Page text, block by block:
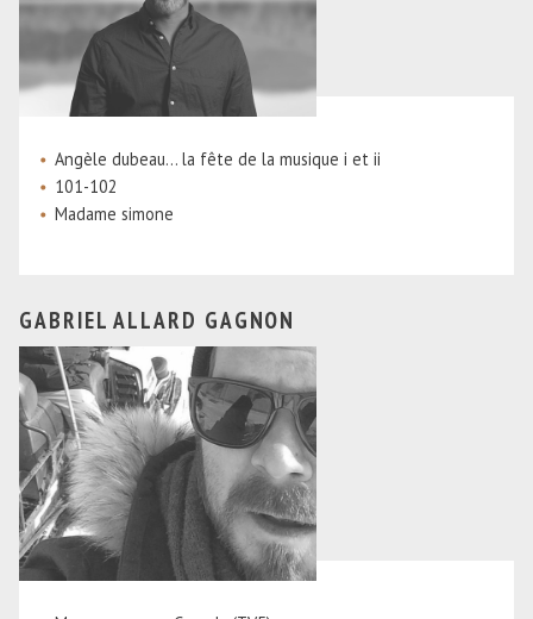
Angèle dubeau... la fête de la musique i et ii
101-102
Madame simone
GABRIEL ALLARD GAGNON